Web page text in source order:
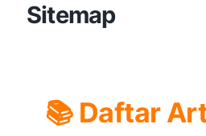
Sitemap
📚 Daftar